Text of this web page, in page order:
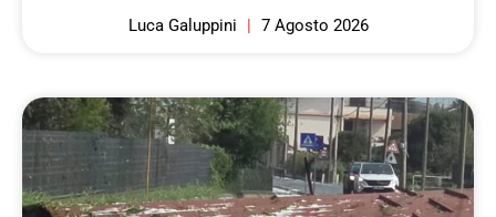
Luca Galuppini 7 Agosto 2026